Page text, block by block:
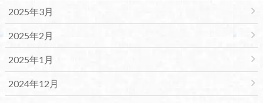
2025年3月
2025年2月
2025年1月
2024年12月